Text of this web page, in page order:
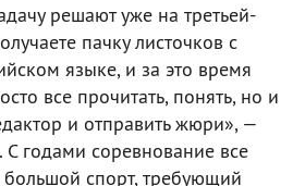
решают уже на третьей-
пачку листочков с
языке, и за это время
все прочитать, понять, но и
и отправить жюри», —
годами соревнование все
спорт, требующий